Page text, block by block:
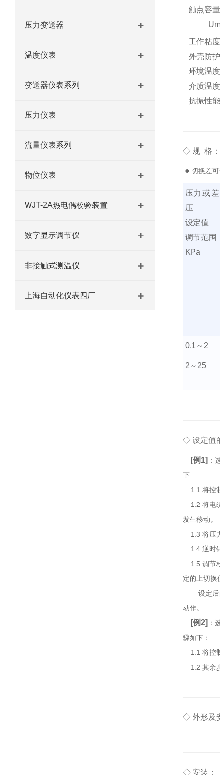
压力变送器
温度仪表
变送器仪表系列
压力仪表
流量仪表系列
物位仪表
WJT-2A热电偶校验装置
数字显示调节仪
非接触式测温仪
上海自动化仪表四厂
触点容
工作粘
外壳防
环境温
介质温
抗振性
◇ 规 格：
● 切换差
压力或差
压
设定值
调节范围
KPa
0.1 ～ 2
2 ～ 25
◇ 设定值
[例1] ：
下：
1.1 将控
1.2 将电
发生移动。
1.3 将压
1.4 逆时
1.5 调节
定的上切换
设定后的
动作。
[例2] ：
骤如下：
1.1 将控
1.2 其余
◇ 外形及
◇ 安装：